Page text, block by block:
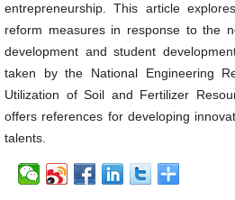
entrepreneurship. This article
reform measures in response to the
development and student
taken by the National Engineering
Utilization of Soil and Fertilizer
offers references for developing
talents.